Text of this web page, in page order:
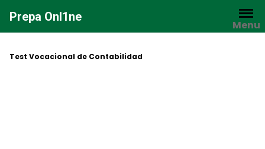
contenido
Prepa Onl1ne
Menu
Test Vocacional de Contabilidad